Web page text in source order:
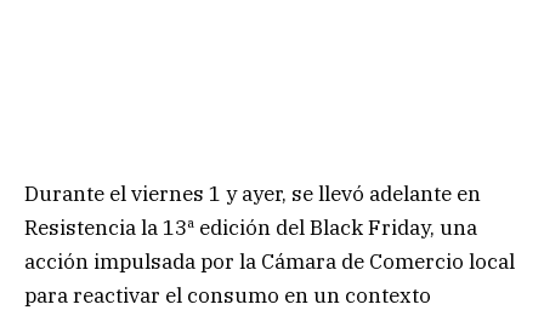
Durante el viernes 1 y ayer, se llevó adelante en
Resistencia la 13ª edición del Black Friday, una
acción impulsada por la Cámara de Comercio local
para reactivar el consumo en un contexto